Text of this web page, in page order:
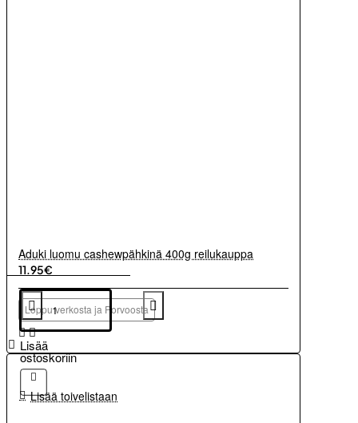
Lisää
ostoskoriin
Lisää toivelistaan
Aduki luomu cashewpähkinä 400g reilukauppa
11.95€
Loppu verkosta ja Porvoosta